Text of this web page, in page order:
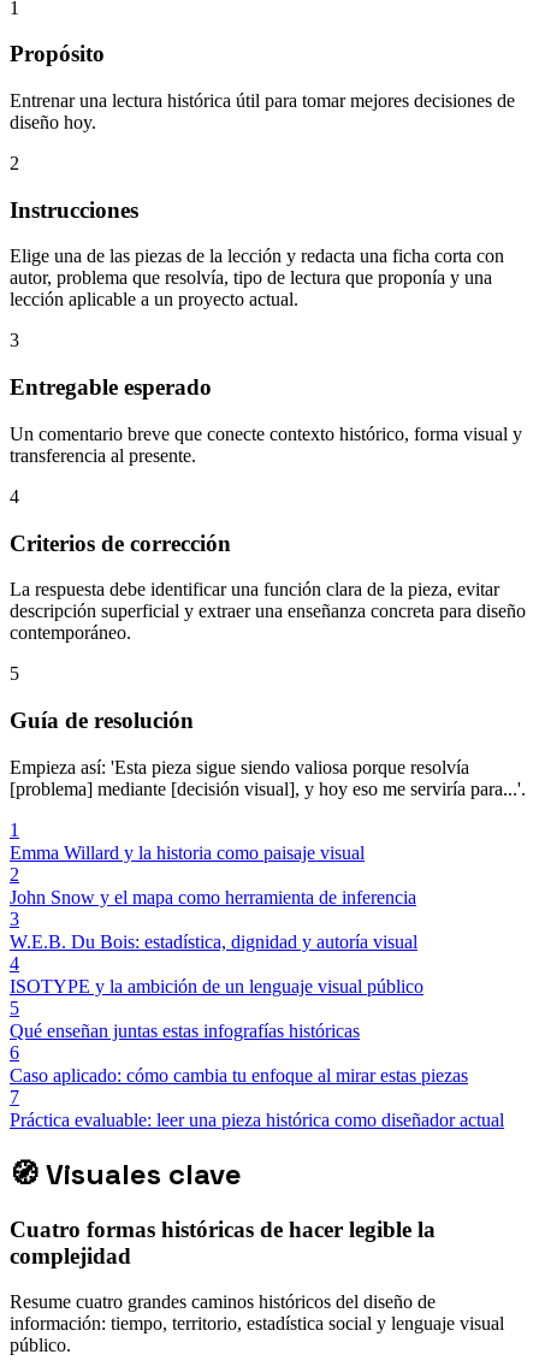
1
Propósito
Entrenar una lectura histórica útil para tomar mejores decisiones de
diseño hoy.
2
Instrucciones
Elige una de las piezas de la lección y redacta una ficha corta con
autor, problema que resolvía, tipo de lectura que proponía y una
lección aplicable a un proyecto actual.
3
Entregable esperado
Un comentario breve que conecte contexto histórico, forma visual y
transferencia al presente.
4
Criterios de corrección
La respuesta debe identificar una función clara de la pieza, evitar
descripción superficial y extraer una enseñanza concreta para diseño
contemporáneo.
5
Guía de resolución
Empieza así: 'Esta pieza sigue siendo valiosa porque resolvía
[problema] mediante [decisión visual], y hoy eso me serviría para...'.
1
Emma Willard y la historia como paisaje visual
2
John Snow y el mapa como herramienta de inferencia
3
W.E.B. Du Bois: estadística, dignidad y autoría visual
4
ISOTYPE y la ambición de un lenguaje visual público
5
Qué enseñan juntas estas infografías históricas
6
Caso aplicado: cómo cambia tu enfoque al mirar estas piezas
7
Práctica evaluable: leer una pieza histórica como diseñador actual
🧭Visuales clave
Cuatro formas históricas de hacer legible la
complejidad
Resume cuatro grandes caminos históricos del diseño de
información: tiempo, territorio, estadística social y lenguaje visual
público.